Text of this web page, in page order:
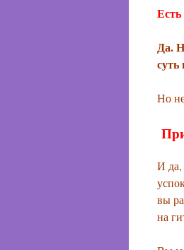
Есть
Да.
Но
И да,
вы
на